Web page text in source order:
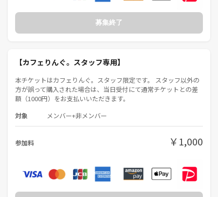
初めての場所や人との交流って、ちょっと緊張しますよね！
だからこそ、皆さんが安心して心から楽しめる空間を作ることを一番大
切にしています☺️
年齢：30代
バリ島、・オーストラリア・パラオ・タイ・沖縄・東京・栃木 et
募集終了
【カフェりんぐ。スタッフ専用】
本チケットはカフェりんぐ。スタッフ限定です。 スタッフ以外の
方が誤って購入された場合は、当日受付にて通常チケットとの差
額（1000円）をお支払いいただきます。
対象 メンバー+非メンバー
参加料 ￥1,000